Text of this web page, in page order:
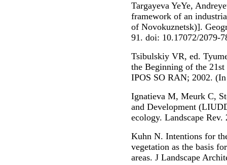
Targayeva YeYe,
framework of an
of Novokuznetsk)].
91. doi: 10.17072/2079-
Tsibulskiy VR, ed.
the Beginning of the
IPOS SO RAN; 2002.
Ignatieva M, Meurk C,
and Development
ecology. Landscape
Kuhn N. Intentions for
vegetation as the basis
areas. J Landscape